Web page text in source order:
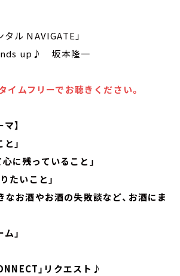
タル NAVIGATE」
up♪ 坂本隆一
イムフリーでお聴きください。
】
」
に残っていること」
たいこと」
きなお酒やお酒の失敗談など、お酒にま
」
」リクエスト♪